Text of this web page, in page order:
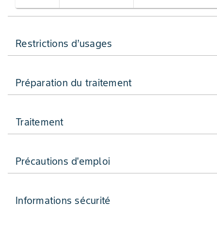
Restrictions d’usages
Préparation du traitement
Traitement
Précautions d'emploi
Informations sécurité